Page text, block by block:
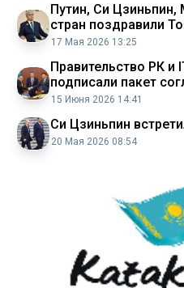
Путин, Си
стран поздравили
17 Мая 2026 13:25
Правительство РК и
подписали пакет
15 Июня 2026 14:41
Си Цзиньпин
20 Мая 2026 08:54